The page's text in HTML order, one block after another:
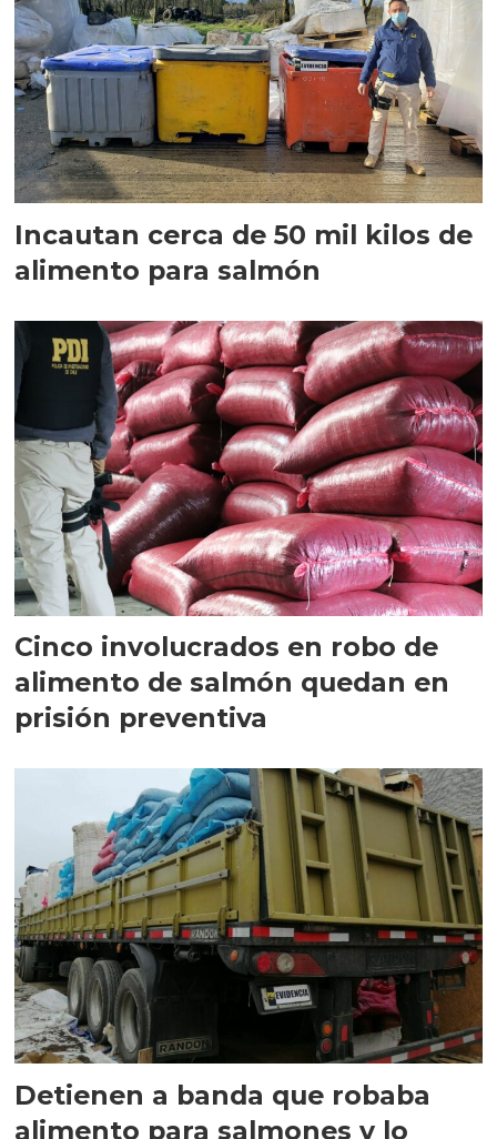
Incautan cerca de 50 mil kilos de
alimento para salmón
Cinco involucrados en robo de
alimento de salmón quedan en
prisión preventiva
Detienen a banda que robaba
alimento para salmones y lo